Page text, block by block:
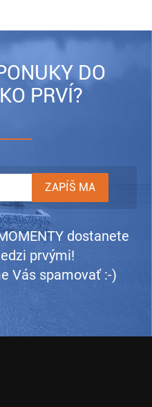
DO
PRVÍ?
dostanete
prvými!
Vás spamovať :-)